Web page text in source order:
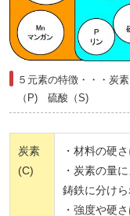
５元素の特徴・・・
（P) 硫酸（S)
炭素
(C)
・材料の硬
・炭素の量
鋳鉄に分けら
・強度や硬